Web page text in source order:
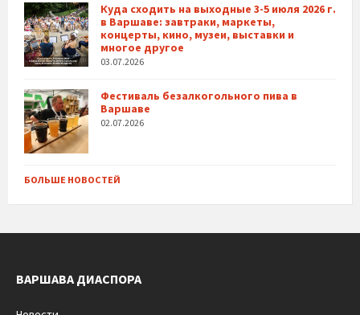
Куда сходить на выходные 3-5 июля 2026 г.
в Варшаве: завтраки, маркеты,
концерты, кино, музеи, выставки и
многое другое
03.07.2026
Фестиваль безалкогольного пива в
Варшаве
02.07.2026
БОЛЬШЕ НОВОСТЕЙ
ВАРШАВА ДИАСПОРА